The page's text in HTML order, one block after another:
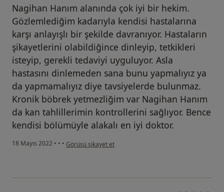
Nagihan Hanım alanında çok iyi bir hekim.
Gözlemlediğim kadarıyla kendisi hastalarına
karşı anlayışlı bir şekilde davranıyor. Hastaların
şikayetlerini olabildiğince dinleyip, tetkikleri
isteyip, gerekli tedaviyi uyguluyor. Asla
hastasını dinlemeden sana bunu yapmalıyız ya
da yapmamalıyız diye tavsiyelerde bulunmaz.
Kronik böbrek yetmezliğim var Nagihan Hanım
da kan tahlillerimin kontrollerini sağlıyor. Bence
kendisi bölümüyle alakalı en iyi doktor.
18 Mayıs 2022 • • • kullanıcının görüşüne göre t.....
Görüşü şikayet et